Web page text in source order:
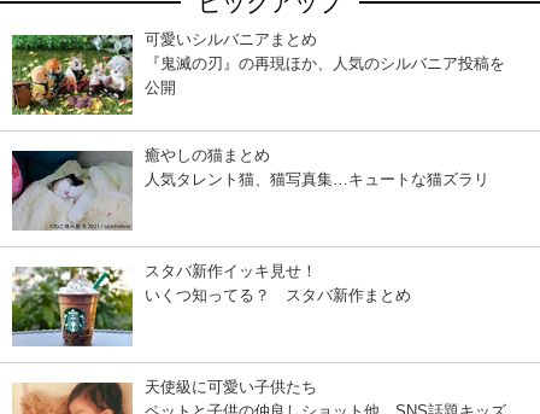
可愛いシルバニアまとめ
『鬼滅の刃』の再現ほか、人気のシルバニア投稿を
公開
癒やしの猫まとめ
人気タレント猫、猫写真集…キュートな猫ズラリ
スタバ新作イッキ見せ！
いくつ知ってる？ スタバ新作まとめ
天使級に可愛い子供たち